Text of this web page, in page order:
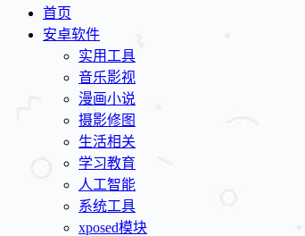
首页
安卓软件
实用工具
音乐影视
漫画小说
摄影修图
生活相关
学习教育
人工智能
系统工具
xposed模块